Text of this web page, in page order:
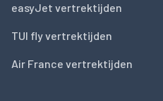
easyJet vertrektijden
TUI fly vertrektijden
Air France vertrektijden